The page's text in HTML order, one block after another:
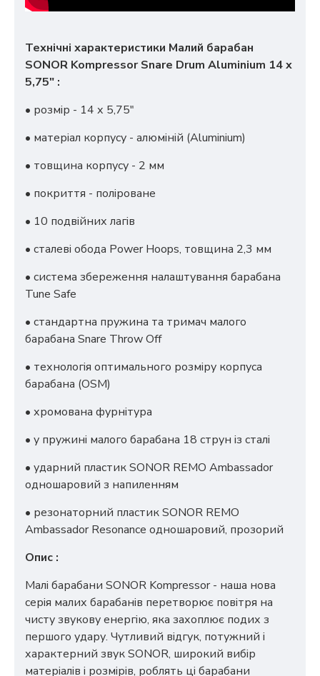
Технічні характеристики Малий барабан
SONOR Kompressor Snare Drum Aluminium 14 x
5,75" :
• розмір - 14 х 5,75"
• матеріал корпусу - алюміній (Aluminium)
• товщина корпусу - 2 мм
• покриття - поліроване
• 10 подвійних лагів
• сталеві обода Power Hoops, товщина 2,3 мм
• система збереження налаштування барабана
Tune Safe
• стандартна пружина та тримач малого
барабана Snare Throw Off
• технологія оптимального розміру корпуса
барабана (OSM)
• хромована фурнітура
• у пружині малого барабана 18 струн із сталі
• ударний пластик SONOR REMO Ambassador
одношаровий з напиленням
• резонаторний пластик SONOR REMO
Ambassador Resonance одношаровий, прозорий
Опис :
Малі барабани SONOR Kompressor - наша нова
серія малих барабанів перетворює повітря на
чисту звукову енергію, яка захоплює подих з
першого удару. Чутливий відгук, потужний і
характерний звук SONOR, широкий вибір
матеріалів і розмірів, роблять ці барабани